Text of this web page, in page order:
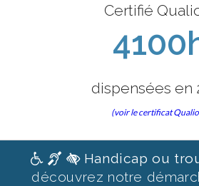
Certifié
dispensées en
(voir le certificat
Handicap ou
découvrez notre